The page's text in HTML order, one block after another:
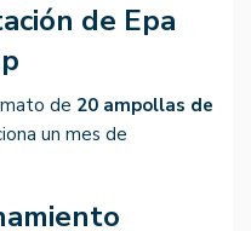
de Epa
de 20 ampollas de
un mes de